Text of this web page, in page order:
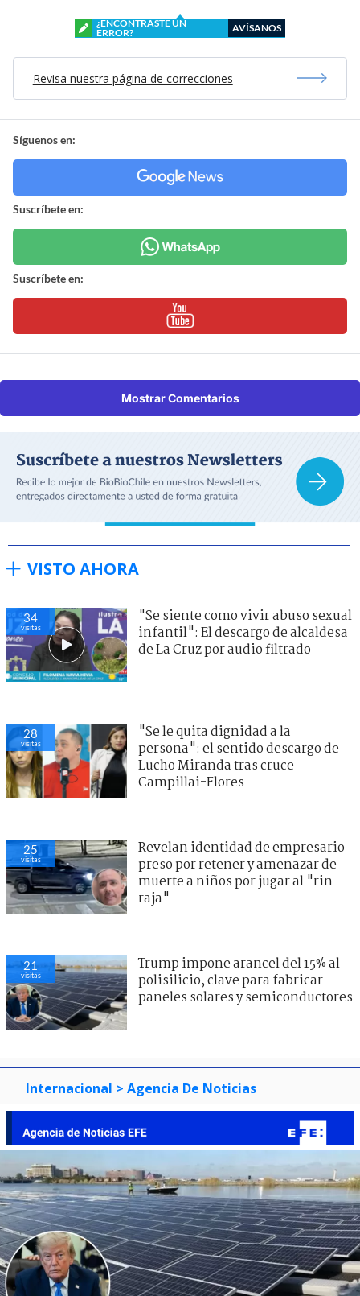
¿ENCONTRASTE UN
ERROR?
AVÍSANOS
Revisa nuestra página de correcciones
Síguenos en:
Suscríbete en:
Suscríbete en:
Mostrar Comentarios
VISTO AHORA
34
visitas
"Se siente como vivir abuso sexual
infantil": El descargo de alcaldesa
de La Cruz por audio filtrado
28
visitas
"Se le quita dignidad a la
persona": el sentido descargo de
Lucho Miranda tras cruce
Campillai-Flores
25
visitas
Revelan identidad de empresario
preso por retener y amenazar de
muerte a niños por jugar al "rin
raja"
21
visitas
Trump impone arancel del 15% al
polisilicio, clave para fabricar
paneles solares y semiconductores
Internacional > Agencia De Noticias